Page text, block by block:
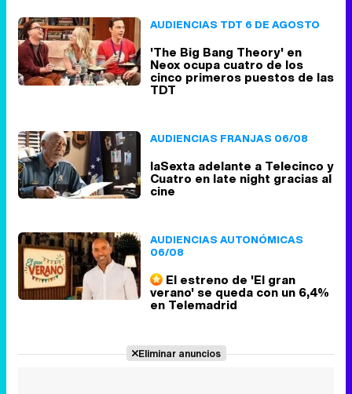
AUDIENCIAS TDT 6 DE AGOSTO
'The Big Bang Theory' en
Neox ocupa cuatro de los
cinco primeros puestos de las
TDT
AUDIENCIAS FRANJAS 06/08
laSexta adelante a Telecinco y
Cuatro en late night gracias al
cine
AUDIENCIAS AUTONÓMICAS
06/08
El estreno de 'El gran
verano' se queda con un 6,4%
en Telemadrid
Eliminar anuncios